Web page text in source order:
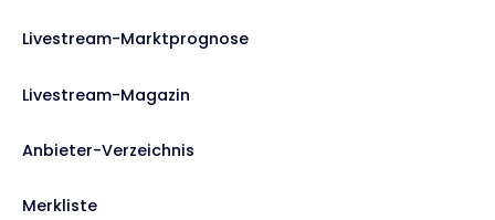
Livestream-Marktprognose
Livestream-Magazin
Anbieter-Verzeichnis
Merkliste